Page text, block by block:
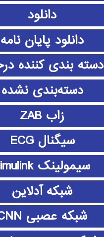
دانلود
دانلود پايان نامه
دسته بندی کننده
دسته‌بندی نشده
زاب ZAB
سیگنال ECG
سیمولینک simulink
شبکه آدلاین
شبکه عصبی CNN